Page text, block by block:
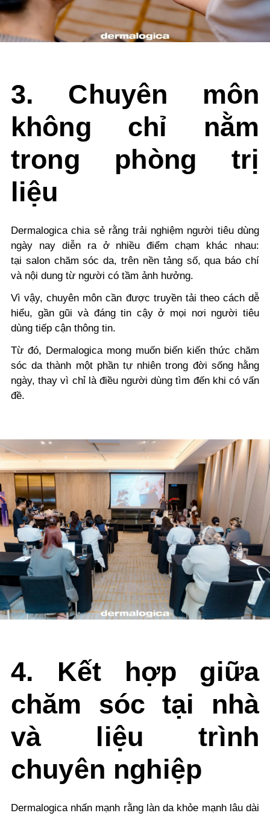
3. Chuyên môn
không chỉ nằm
trong phòng trị
liệu
Dermalogica chia sẻ rằng trải nghiệm người tiêu dùng
ngày nay diễn ra ở nhiều điểm chạm khác nhau:
tại salon chăm sóc da, trên nền tảng số, qua báo chí
và nội dung từ người có tầm ảnh hưởng.
Vì vậy, chuyên môn cần được truyền tải theo cách dễ
hiểu, gần gũi và đáng tin cậy ở mọi nơi người tiêu
dùng tiếp cận thông tin.
Từ đó, Dermalogica mong muốn biến kiến thức chăm
sóc da thành một phần tự nhiên trong đời sống hằng
ngày, thay vì chỉ là điều người dùng tìm đến khi có vấn
đề.
4. Kết hợp giữa
chăm sóc tại nhà
và liệu trình
chuyên nghiệp
Dermalogica nhấn mạnh rằng làn da khỏe mạnh lâu dài